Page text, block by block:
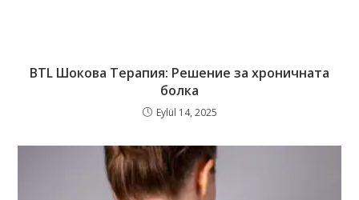
BTL Шокова Терапия: Решение за хроничната
болка
Eylül 14, 2025